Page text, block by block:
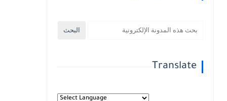
Translate